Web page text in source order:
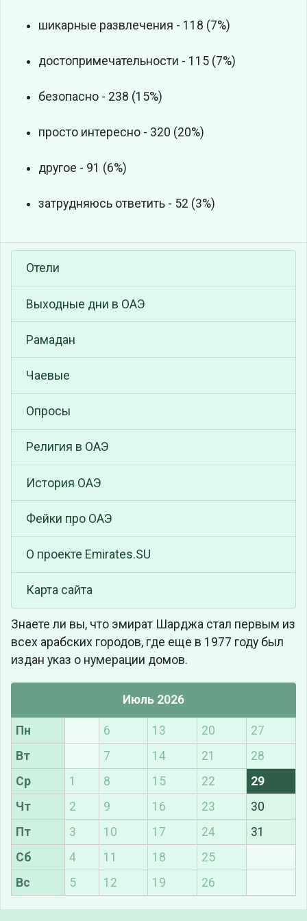
шикарные развлечения - 118 (7%)
достопримечательности - 115 (7%)
безопасно - 238 (15%)
просто интересно - 320 (20%)
другое - 91 (6%)
затрудняюсь ответить - 52 (3%)
Отели
Выходные дни в ОАЭ
Рамадан
Чаевые
Опросы
Религия в ОАЭ
История ОАЭ
Фейки про ОАЭ
О проекте Emirates.SU
Карта сайта
Знаете ли вы, что эмират Шарджа стал первым из
всех арабских городов, где еще в 1977 году был
издан указ о нумерации домов.
Июль 2026
Пн 6 13 20
27
Вт
7 14 21
28
Ср
1 8 15 22
29
Чт
2 9 16 23
30
Пт
3 10 17 24
31
Сб
4 11 18
25
Вс
5 12 19 26